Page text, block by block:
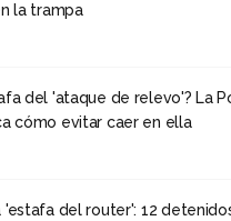
la trampa
del 'ataque de relevo'? La
cómo evitar caer en ella
'estafa del router': 12